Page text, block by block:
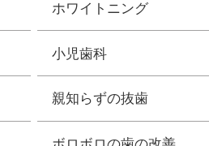
ホワイトニング
小児歯科
親知らずの抜歯